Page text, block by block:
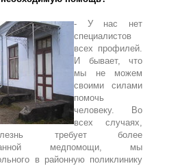
- У нас нет
специалистов
всех профилей.
И бывает, что
мы не можем
своими силами
помочь
человеку. Во
всех случаях,
требует более
медпомощи, мы
в районную поликлинику